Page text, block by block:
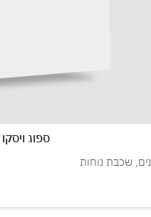
ספוג
שכבת נוחות